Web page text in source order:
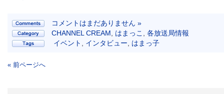
コメントはまだありません »
CHANNEL CREAM
はまっこ
各放送局情報
イベント
インタビュー はまっ子
« 前ページへ